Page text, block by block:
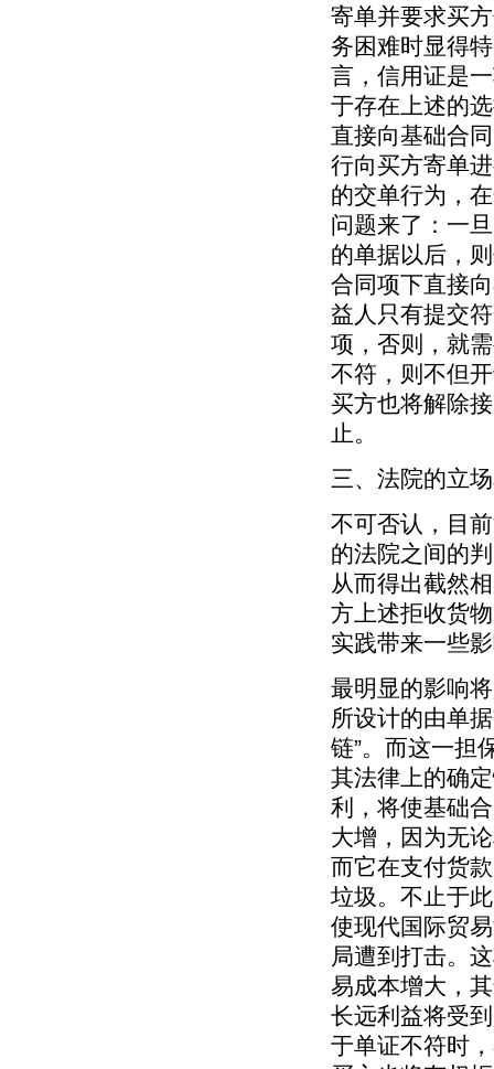
寄单并要求买
务困难时显得
言，信用证是
于存在上述的
直接向基础合
行向买方寄单
的交单行为，
问题来了：一
的单据以后，
合同项下直接
益人只有提交
项，否则，就
不符，则不但
买方也将解除
止。
三、法院的立
不可否认，目
的法院之间的
从而得出截然
方上述拒收货
实践带来一些
最明显的影响
所设计的由单
链”。而这一担
其法律上的确
利，将使基础
大增，因为无
而它在支付货
垃圾。不止于
使现代国际贸
局遭到打击。
易成本增大，
长远利益将受
于单证不符时